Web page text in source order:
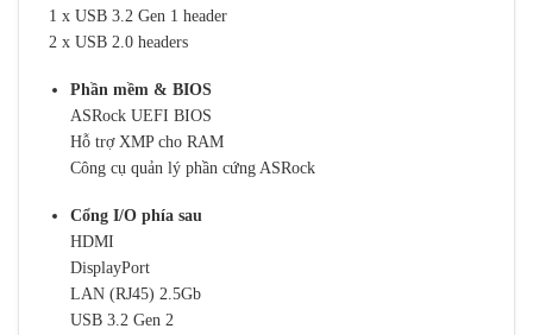
1 x USB 3.2 Gen 1 header
2 x USB 2.0 headers
Phần mềm & BIOS
ASRock UEFI BIOS
Hỗ trợ XMP cho RAM
Công cụ quản lý phần cứng ASRock
Cổng I/O phía sau
HDMI
DisplayPort
LAN (RJ45) 2.5Gb
USB 3.2 Gen 2